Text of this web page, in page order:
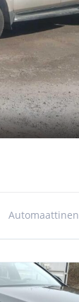
Automaattinen